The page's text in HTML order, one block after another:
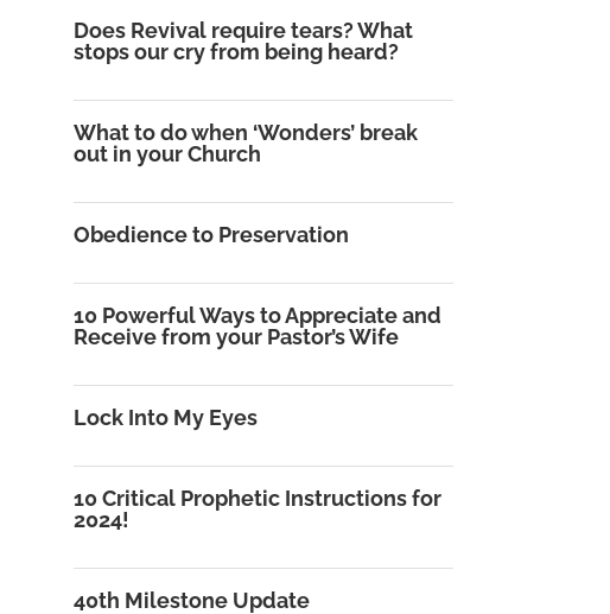
Does Revival require tears? What
stops our cry from being heard?
What to do when ‘Wonders’ break
out in your Church
Obedience to Preservation
10 Powerful Ways to Appreciate and
Receive from your Pastor’s Wife
Lock Into My Eyes
10 Critical Prophetic Instructions for
2024!
40th Milestone Update